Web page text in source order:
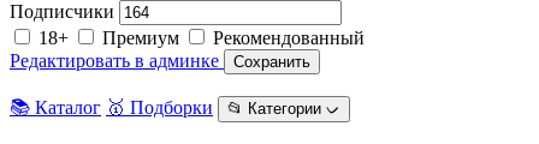
Подписчики
18+
Премиум
Рекомендованный
Редактировать в админке
Сохранить
📚 Каталог 🥇 Подборки 📂 Категории ᨆ